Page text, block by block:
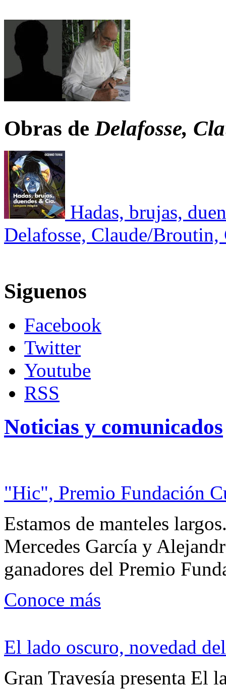
Obras de Delafosse,
Hadas, brujas,
Delafosse, Claude/Broutin,
Siguenos
Facebook
Twitter
Youtube
RSS
Noticias y comunicados
"Hic", Premio Fundación
Estamos de manteles
Mercedes García y
ganadores del Premio
Conoce más
El lado oscuro, novedad
Gran Travesía presenta El